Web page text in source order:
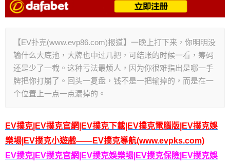
【EV扑克(www.evp86.com)报道】一晚上打下来，你明明没
输什么大底池，大牌也中过几把，可结账的时候一看，筹码
还是少了一截。这种亏法最烦人，因为你很难指出是哪一手
牌把你打崩了。回头一复盘，钱不是一把输掉的，而是在一
个位置上一点一点漏掉的。
EV撲克|EV撲克官網|EV撲克下載|EV撲克電腦版|EV撲克娛
樂場|EV撲克小遊戲——EV撲克導航(www.evpks.com)
EV撲克|EV撲克官網|EV撲克娛樂場|EV撲克保險|EV撲克娛